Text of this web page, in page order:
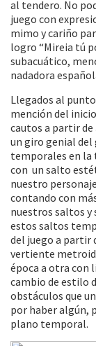
al tendero. No
juego con
mimo y cariño
logro “Mireia tú
subacuático,
nadadora
Llegados al
mención del
cautos a partir
un giro genial del
temporales en la
con un salto
nuestro
contando con
nuestros saltos y
estos saltos
del juego a partir
vertiente
época a otra con
cambio de estilo
obstáculos que
por haber algún,
plano temporal.